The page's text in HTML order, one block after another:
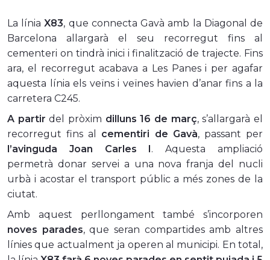
La líniaX83, que connecta Gavà amb la Diagonal de
Barcelona allargarà el seu recorregut fins al
cementeri on tindrà inici i finalització de trajecte. Fins
ara, el recorregut acabava a Les Panes i per agafar
aquesta línia els veïns i veïnes havien d’anar fins a la
carretera C245.
A partirdel pròxim dilluns 16 de març, s’allargarà el
recorregut fins al cementiri de Gavà, passant per
l’avinguda Joan Carles I. Aquesta ampliació
permetrà donar servei a una nova franja del nucli
urbà i acostar el transport públic a més zones de la
ciutat.
Amb aquest perllongament també s’incorporen
noves parades, que seran compartides amb altres
línies que actualment ja operen al municipi. En total,